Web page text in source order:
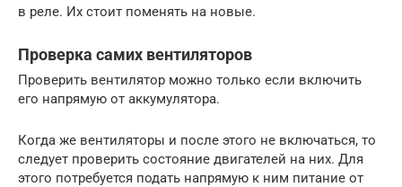
в реле. Их стоит поменять на новые.
Проверка самих вентиляторов
Проверить вентилятор можно только если включить
его напрямую от аккумулятора.
Когда же вентиляторы и после этого не включаться, то
следует проверить состояние двигателей на них. Для
этого потребуется подать напрямую к ним питание от